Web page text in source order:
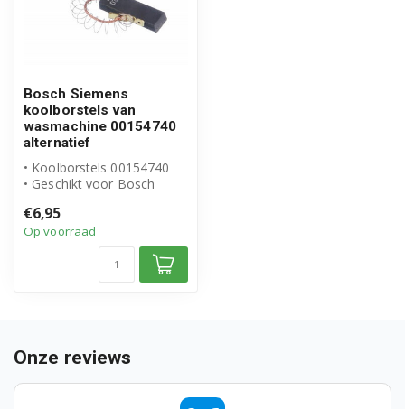
WAA12165SG
WAA14160PL
WAA16110EE
WAA16110TR
WAA16160BY
WAA16160ME
WAA16160OE
Bosch Siemens
koolborstels van
wasmachine 00154740
alternatief
• Koolborstels 00154740
• Geschikt voor Bosch
• Hoogwaardig alternati...
€6,95
Op voorraad
Onze reviews